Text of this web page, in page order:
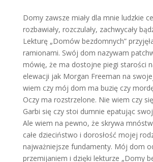
Domy zawsze miały dla mnie ludzkie
rozbawiały, rozczulały, zachwycały
Lekturę „Domów bezdomnych”
ramionami. Swój dom nazywam
mówię, że ma dostojne piegi starości
elewacji jak Morgan Freeman na
wiem czy mój dom ma buzię czy
Oczy ma rozstrzelone. Nie wiem czy
Garbi się czy stoi dumnie epatując
Ale wiem na pewno, że skrywa
całe dzieciństwo i dorosłość mojej
najważniejsze fundamenty. Mój dom
przemijaniem i dzięki lekturze „Domy